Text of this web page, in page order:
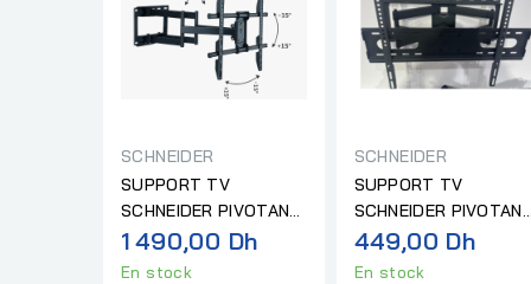
SCHNEIDER
SUPPORT TV
SCHNEIDER PIVOTANT
50-120P DEUX BRAS
1 490,00 Dh
En stock
SCHNEIDER
SUPPORT TV
SCHNEIDER
GM 30"-70"
449,00 Dh
En stock